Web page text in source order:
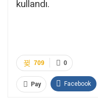
kullandı.
0
709
Pay Facebook